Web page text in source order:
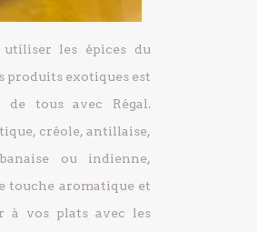
les épices du
produits exotiques est
tous avec Régal.
créole, antillaise,
ou indienne,
touche aromatique et
à vos plats avec les